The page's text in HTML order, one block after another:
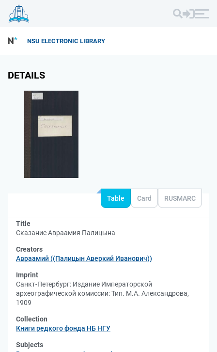
NSU ELECTRONIC LIBRARY
DETAILS
Table Card RUSMARC
Title
Сказание Авраамия Палицына
Creators
Авраамий ((Палицын Аверкий Иванович))
Imprint
Санкт-Петербург: Издание Императорской
археографической комиссии: Тип. М.А. Александрова,
1909
Collection
Книги редкого фонда НБ НГУ
Subjects